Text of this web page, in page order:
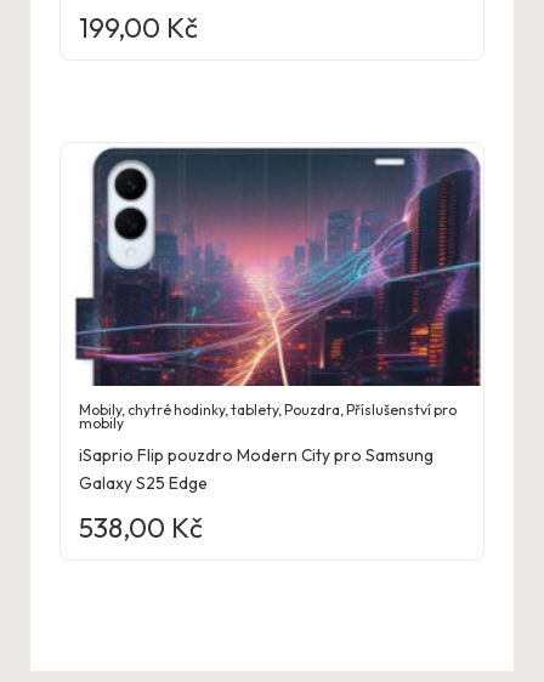
199,00 Kč
Mobily, chytré hodinky, tablety,Pouzdra,Příslušenství pro
mobily
iSaprio Flip pouzdro Modern City pro Samsung
Galaxy S25 Edge
538,00 Kč